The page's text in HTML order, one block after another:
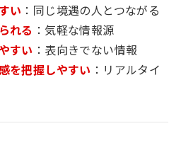
い ：同じ境遇の人とつながる
れる ：気軽な情報源
すい ：表向きでない情報
を把握しやすい ：リアルタイ